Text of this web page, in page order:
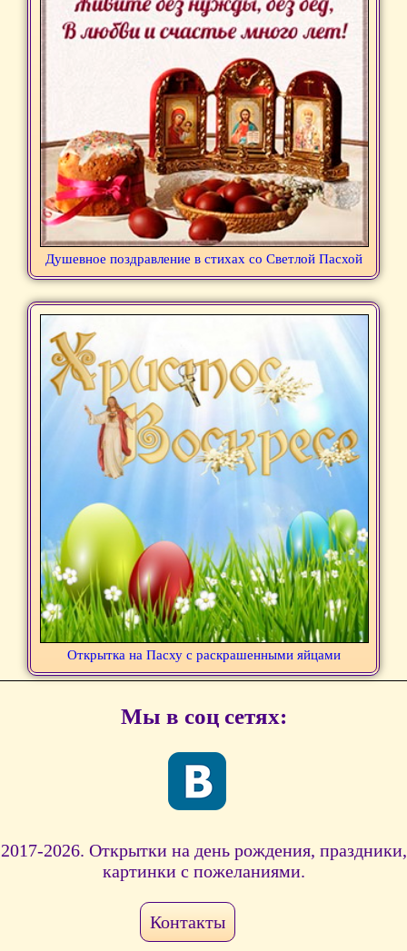
Душевное поздравление в стихах со Светлой Пасхой
Открытка на Пасху с раскрашенными яйцами
Мы в соц сетях:
2017-2026. Открытки на день рождения, праздники,
картинки с пожеланиями.
Контакты